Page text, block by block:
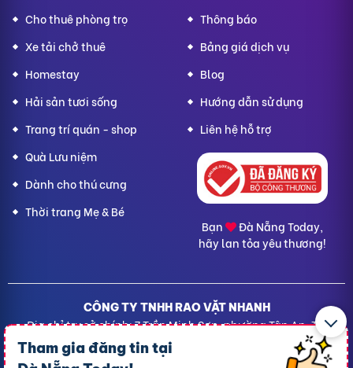
Tham gia đăng tin tại
Cho thuê phòng trọ
Xe tải chở thuê
Homestay
Hải sản tươi sống
Trang trí quán - shop
Quà Lưu niệm
Dành cho thú cưng
Thời trang Mẹ & Bé
Thông báo
Bảng giá dịch vụ
Blog
Hướng dẫn sử dụng
Liên hệ hỗ trợ
Bạn
Đà Nẵng Today,
hãy lan tỏa yêu thương!
CÔNG TY TNHH RAO VẶT NHANH
Địa chỉ trụ sở chính: 7 Trần Minh Sơn, phường Tân An, TP.
Cần Thơ
Giấy CNĐKDN: 1801717351 – Ngày cấp: 24/01/2022 - Cơ